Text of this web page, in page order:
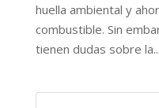
huella ambiental y
combustible. Sin
tienen dudas sobre la...